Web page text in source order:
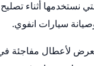
التي نستخدمها
سيارات انفوي.
لأعطال مفاجئة